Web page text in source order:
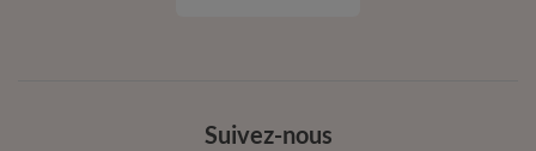
Suivez-nous